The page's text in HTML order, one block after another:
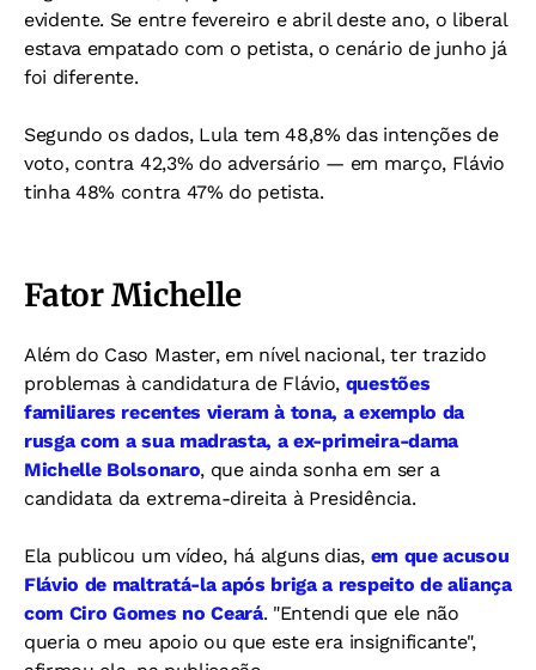
evidente. Se entre fevereiro e abril deste ano, o liberal
estava empatado com o petista, o cenário de junho já
foi diferente.
Segundo os dados, Lula tem 48,8% das intenções de
voto, contra 42,3% do adversário — em março, Flávio
tinha 48% contra 47% do petista.
Fator Michelle
Além do Caso Master, em nível nacional, ter trazido
problemas à candidatura de Flávio, questões
familiares recentes vieram à tona, a exemplo da
rusga com a sua madrasta, a ex-primeira-dama
Michelle Bolsonaro, que ainda sonha em ser a
candidata da extrema-direita à Presidência.
Ela publicou um vídeo, há alguns dias, em que acusou
Flávio de maltratá-la após briga a respeito de aliança
com Ciro Gomes no Ceará. "Entendi que ele não
queria o meu apoio ou que este era insignificante",